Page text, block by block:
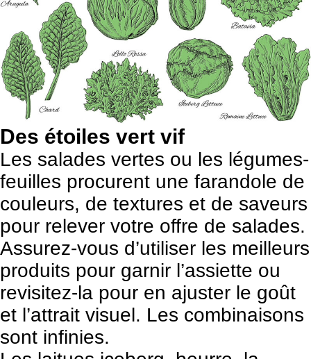
Des étoiles vert vif
Les salades vertes ou les légumes-
feuilles procurent une farandole de
couleurs, de textures et de saveurs
pour relever votre offre de salades.
Assurez-vous d’utiliser les meilleurs
produits pour garnir l’assiette ou
revisitez-la pour en ajuster le goût
et l’attrait visuel. Les combinaisons
sont infinies.